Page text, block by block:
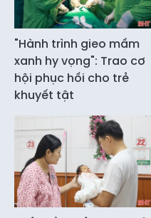
"Hành trình gieo mầm
xanh hy vọng": Trao cơ
hội phục hồi cho trẻ
khuyết tật